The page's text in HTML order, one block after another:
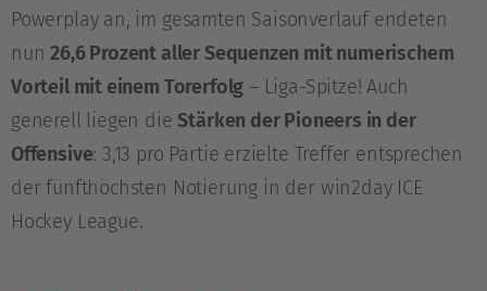
Powerplay an, im gesamten Saisonverlauf endeten
nun26,6 Prozent aller Sequenzen mit numerischem
Vorteil mit einem Torerfolg – Liga-Spitze! Auch
generell liegen dieStärken der Pioneers in der
Offensive: 3,13 pro Partie erzielte Treffer entsprechen
der fünfthöchsten Notierung in der win2day ICE
Hockey League.